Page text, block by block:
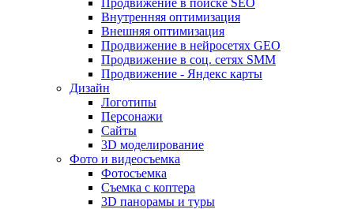
Продвижение в поиске SEO
Внутренняя оптимизация
Внешняя оптимизация
Продвижение в нейросетях GEO
Продвижение в соц. сетях SMM
Продвижение - Яндекс карты
Дизайн
Логотипы
Персонажи
Сайты
3D моделирование
Фото и видеосъемка
Фотосъемка
Съемка с коптера
3D панорамы и туры